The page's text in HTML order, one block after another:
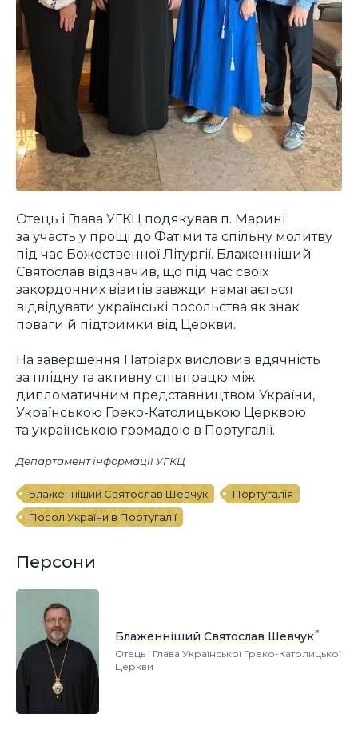
Отець і Глава УГКЦ подякував п. Марині
за участь у прощі до Фатіми та спільну молитву
під час Божественної Літургії. Блаженніший
Святослав відзначив, що під час своїх
закордонних візитів завжди намагається
відвідувати українські посольства як знак
поваги й підтримки від Церкви.
На завершення Патріарх висловив вдячність
за плідну та активну співпрацю між
дипломатичним представництвом України,
Українською Греко-Католицькою Церквою
та українською громадою в Португалії.
Департамент інформації УГКЦ
Блаженніший Святослав Шевчук
Португалія
Посол України в Португалії
Персони
Блаженніший Святослав Шевчук
Отець і Глава Української Греко-Католицької
Церкви